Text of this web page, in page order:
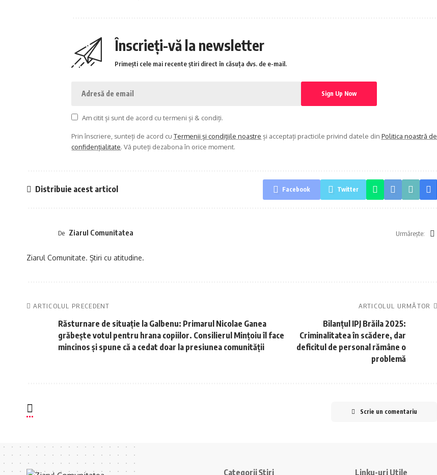
Înscrieți-vă la newsletter
Primești cele mai recente știri direct în căsuța dvs. de e-mail.
Am citit și sunt de acord cu termeni și & condiți.
Prin înscriere, sunteți de acord cu Termenii și condițiile noastre și acceptați practicile privind datele din Politica noastră de
confidențialitate. Vă puteți dezabona în orice moment.
Distribuie acest articol Facebook Twitter
De Ziarul Comunitatea Urmărește:
Ziarul Comunitate. Știri cu atitudine.
ARTICOLUL PRECEDENT
Răsturnare de situație la Galbenu: Primarul Nicolae Ganea
grăbește votul pentru hrana copiilor. Consilierul Mințoiu îl face
mincinos și spune că a cedat doar la presiunea comunității
ARTICOLUL URMĂTOR
Bilanțul IPJ Brăila 2025:
Criminalitatea în scădere, dar
deficitul de personal rămâne o
problemă
Scrie un comentariu
Categorii Știri Linku-uri Utile